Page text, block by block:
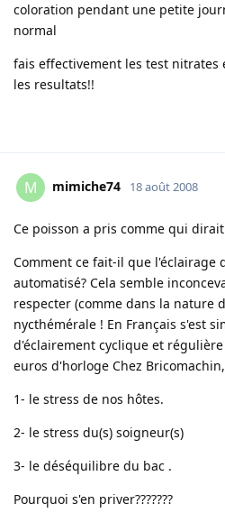
coloration pendant une petite
normal
fais effectivement les test nitrates
les resultats!!
M mimiche74 18 août 2008
Ce poisson a pris comme qui
Comment ce fait-il que l'éclairage
automatisé? Cela semble
respecter (comme dans la nature
nycthémérale ! En Français s'est
d'éclairement cyclique et
euros d'horloge Chez
1- le stress de nos hôtes.
2- le stress du(s) soigneur(s)
3- le déséquilibre du bac .
Pourquoi s'en priver???????